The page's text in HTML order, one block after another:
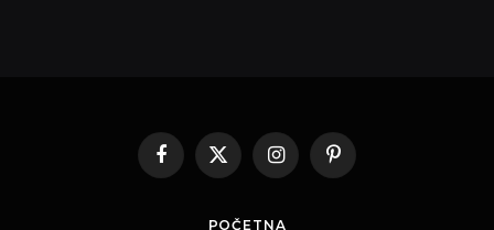
Facebook
X
(Twitter)
InstagramPinterest
POČETNA